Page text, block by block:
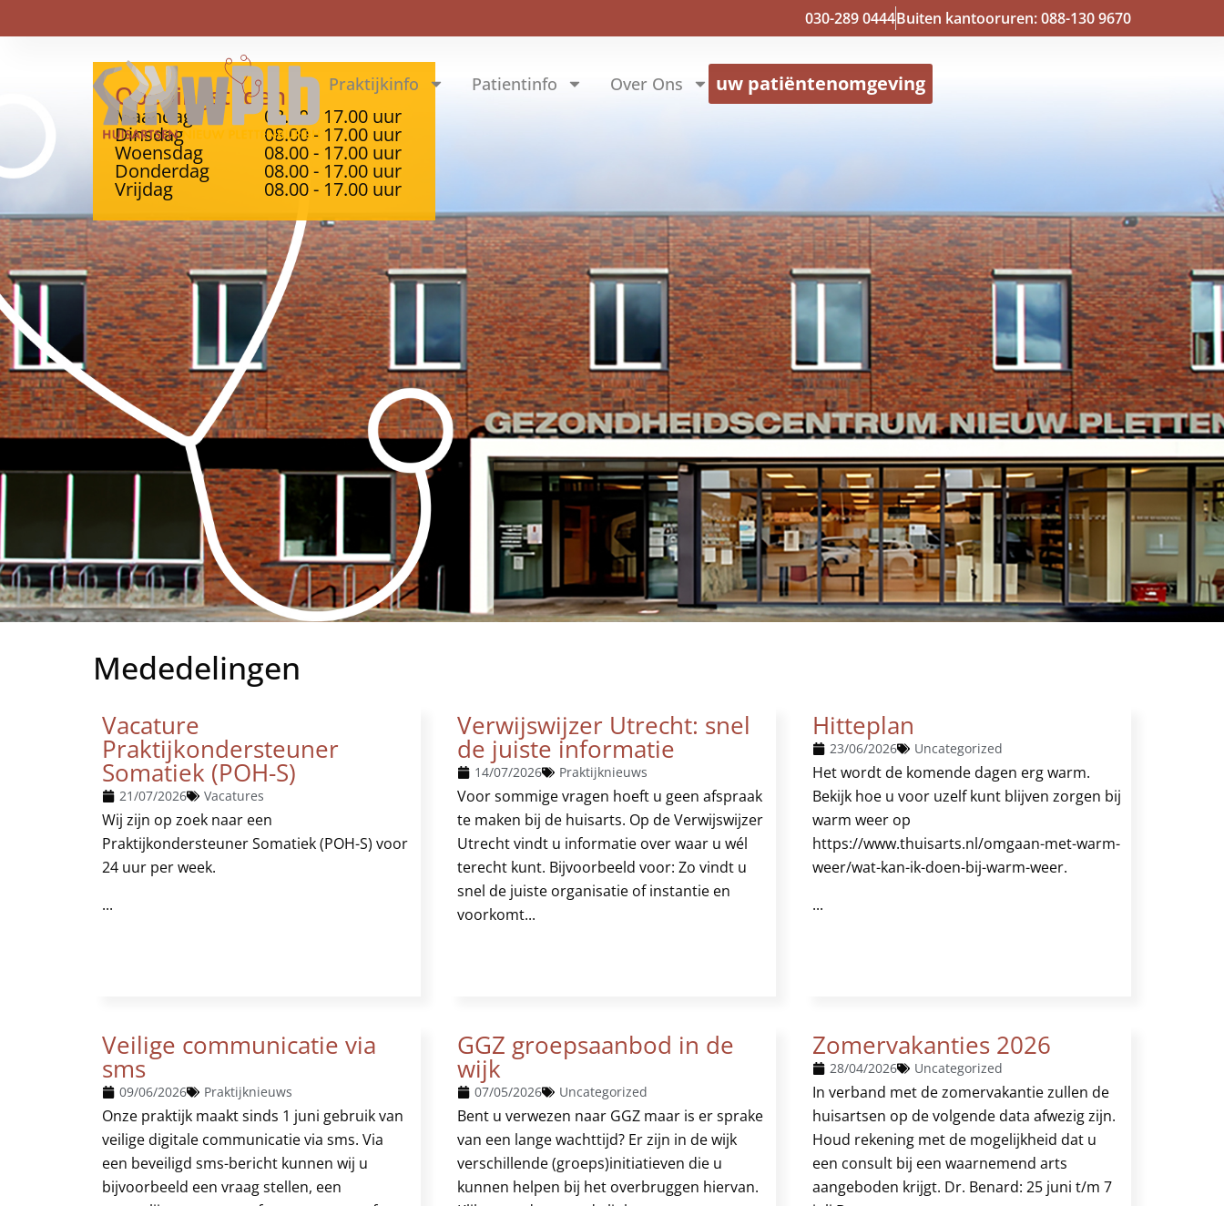
030-289 0444Buiten kantooruren: 088-130 9670
Praktijkinfo Patientinfo Over Ons uw patiëntenomgeving
Openingstijden
Maandag 08.00 - 17.00 uur
Dinsdag 08.00 - 17.00 uur
Woensdag 08.00 - 17.00 uur
Donderdag 08.00 - 17.00 uur
Vrijdag 08.00 - 17.00 uur
Mededelingen
Vacature
Praktijkondersteuner
Somatiek (POH-S)
21/07/2026 Vacatures
Wij zijn op zoek naar een
Praktijkondersteuner Somatiek (POH-S) voor
24 uur per week.
...
Verwijswijzer Utrecht: snel
de juiste informatie
14/07/2026 Praktijknieuws
Voor sommige vragen hoeft u geen afspraak
te maken bij de huisarts. Op de Verwijswijzer
Utrecht vindt u informatie over waar u wél
terecht kunt. Bijvoorbeeld voor: Zo vindt u
snel de juiste organisatie of instantie en
voorkomt...
Hitteplan
23/06/2026 Uncategorized
Het wordt de komende dagen erg warm.
Bekijk hoe u voor uzelf kunt blijven zorgen bij
warm weer op
https://www.thuisarts.nl/omgaan-met-warm-
weer/wat-kan-ik-doen-bij-warm-weer.
...
Veilige communicatie via
sms
09/06/2026 Praktijknieuws
Onze praktijk maakt sinds 1 juni gebruik van
veilige digitale communicatie via sms. Via
een beveiligd sms-bericht kunnen wij u
bijvoorbeeld een vraag stellen, een
GGZ groepsaanbod in de
wijk
07/05/2026 Uncategorized
Bent u verwezen naar GGZ maar is er sprake
van een lange wachttijd? Er zijn in de wijk
verschillende (groeps)initiatieven die u
kunnen helpen bij het overbruggen hiervan.
Zomervakanties 2026
28/04/2026 Uncategorized
In verband met de zomervakantie zullen de
huisartsen op de volgende data afwezig zijn.
Houd rekening met de mogelijkheid dat u
een consult bij een waarnemend arts
aangeboden krijgt. Dr. Benard: 25 juni t/m 7